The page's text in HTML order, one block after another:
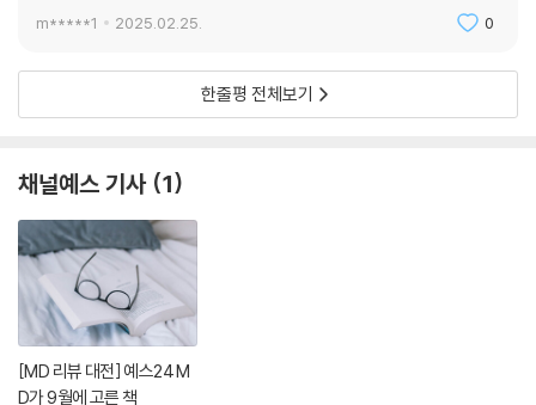
m*****1 2025.02.25. 0
한줄평 전체보기
채널예스 기사 1
[MD 리뷰 대전] 예스24 M
D가 9월에 고른 책